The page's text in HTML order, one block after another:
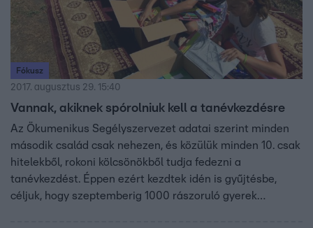
Fókusz
2017. augusztus 29. 15:40
Vannak, akiknek spórolniuk kell a tanévkezdésre
Az Ökumenikus Segélyszervezet adatai szerint minden
második család csak nehezen, és közülük minden 10. csak
hitelekből, rokoni kölcsönökből tudja fedezni a
tanévkezdést. Éppen ezért kezdtek idén is gyűjtésbe,
céljuk, hogy szeptemberig 1000 rászoruló gyerek